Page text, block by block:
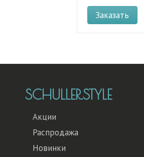
Заказать
SCHULLER.STYLE
Акции
Распродажа
Новинки